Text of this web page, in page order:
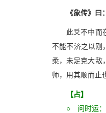
《象传》曰
此爻不中而
不能不济之以刚
柔，未足克大敌
师，用其顺而止
【占】
○ 问时运：